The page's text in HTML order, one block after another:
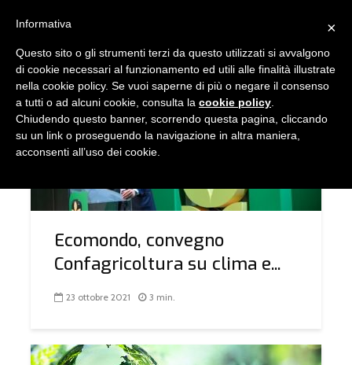
TAG - ECOMONDO
COMUNICAZIONE
Ecomondo, convegno
Confagricoltura su clima e...
23 ottobre 2021 3 min.
×
Informativa
Questo sito o gli strumenti terzi da questo utilizzati si avvalgono
di cookie necessari al funzionamento ed utili alle finalità illustrate
nella cookie policy. Se vuoi saperne di più o negare il consenso
a tutti o ad alcuni cookie, consulta la cookie policy
Chiudendo questo banner, scorrendo questa pagina, cliccando
su un link o proseguendo la navigazione in altra maniera,
acconsenti all’uso dei cookie.